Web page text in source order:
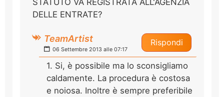
DELLE ENTRATE?
Rispondi
TeamArtist
06 Settembre 2013 alle 07:17
1. Si, è possibile ma lo sconsigliamo
caldamente. La procedura è costosa
e noiosa. Inoltre è sempre preferibile